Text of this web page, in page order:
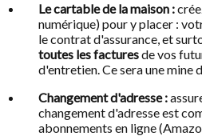
Le cartable de la maison :
numérique) pour y placer :
le contrat d'assurance, et
toutes les facturesde vos
d'entretien. Ce sera une mine
Changement d'adresse :
changement d'adresse est
abonnements en ligne